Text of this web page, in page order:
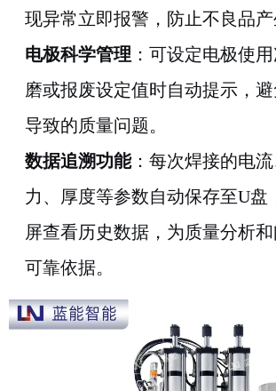
现异常立即报警，防止不良品产
电极科学管理 ：可设定电极使
磨或报废设定值时自动提示，
导致的质量问题。
数据追溯功能：每次焊接的电
力、厚度等参数自动保存至U盘
屏查看历史数据，为质量分析
可靠依据。